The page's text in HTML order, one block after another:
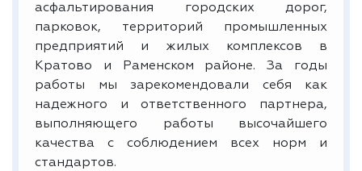
асфальтирования городских дорог,
парковок, территорий промышленных
предприятий и жилых комплексов в
Кратово и Раменском районе. За годы
работы мы зарекомендовали себя как
надежного и ответственного партнера,
выполняющего работы высочайшего
качества с соблюдением всех норм и
стандартов.